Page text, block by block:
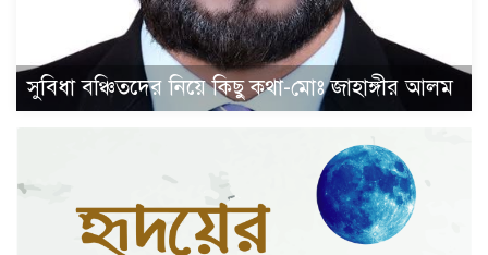
সুবিধা বঞ্চিতদের নিয়ে কিছু কথা-মোঃ জাহাঙ্গীর আলম